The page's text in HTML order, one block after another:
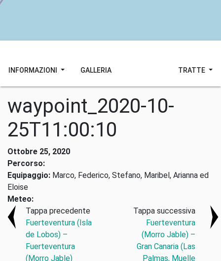
INFORMAZIONI GALLERIA TRATTE
waypoint_2020-10-
25T11:00:10
Ottobre 25, 2020
Percorso:
Equipaggio: Marco, Federico, Stefano, Maribel, Arianna ed
Eloise
Meteo:
Tappa precedente
Fuerteventura (Isla
de Lobos) –
Fuerteventura
(Morro Jable)
Tappa successiva
Fuerteventura
(Morro Jable) –
Gran Canaria (Las
Palmas, Muelle